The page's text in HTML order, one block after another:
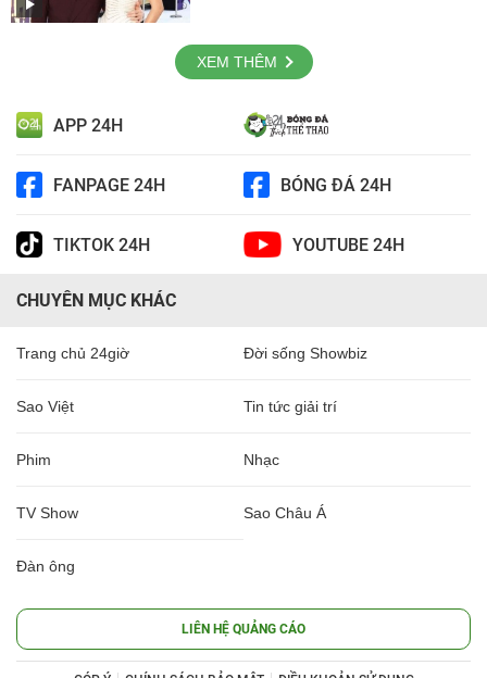
XEM THÊM
APP 24H
FANPAGE 24H BÓNG ĐÁ 24H
TIKTOK 24H YOUTUBE 24H
CHUYÊN MỤC KHÁC
Trang chủ 24giờ Đời sống Showbiz
Sao Việt Tin tức giải trí
Phim Nhạc
TV Show Sao Châu Á
Đàn ông
LIÊN HỆ QUẢNG CÁO